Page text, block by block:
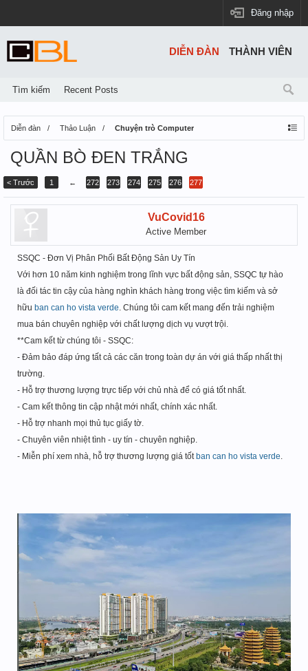
Đăng nhập
Diễn đàn Thảo Luận Chuyện trò Computer
QUẦN BÒ ĐEN TRẮNG
< Trước 1 ← 272 273 274 275 276 277
VuCovid16
Active Member
SSQC - Đơn Vị Phân Phối Bất Động Sản Uy Tín
Với hơn 10 năm kinh nghiệm trong lĩnh vực bất động sản, SSQC tự hào
là đối tác tin cậy của hàng nghìn khách hàng trong việc tìm kiếm và sở
hữu ban can ho vista verde. Chúng tôi cam kết mang đến trải nghiệm
mua bán chuyên nghiệp với chất lượng dịch vụ vượt trội.
**Cam kết từ chúng tôi - SSQC:
- Đảm bảo đáp ứng tất cả các căn trong toàn dự án với giá thấp nhất thị
trường.
- Hỗ trợ thương lượng trực tiếp với chủ nhà để có giá tốt nhất.
- Cam kết thông tin cập nhật mới nhất, chính xác nhất.
- Hỗ trợ nhanh mọi thủ tục giấy tờ.
- Chuyên viên nhiệt tình - uy tín - chuyên nghiệp.
- Miễn phí xem nhà, hỗ trợ thương lượng giá tốt ban can ho vista verde.
DIỄN ĐÀN
Tìm kiếm Recent Posts
THÀNH VIÊN